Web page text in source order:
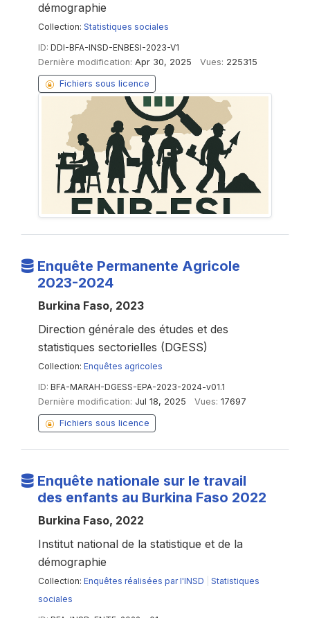
démographie
Collection: Statistiques sociales
ID: DDI-BFA-INSD-ENBESI-2023-V1
Dernière modification: Apr 30, 2025 Vues: 225315
Fichiers sous licence
Enquête Permanente Agricole
2023-2024
Burkina Faso, 2023
Direction générale des études et des
statistiques sectorielles (DGESS)
Collection: Enquêtes agricoles
ID: BFA-MARAH-DGESS-EPA-2023-2024-v01.1
Dernière modification: Jul 18, 2025 Vues: 17697
Fichiers sous licence
Enquête nationale sur le travail
des enfants au Burkina Faso 2022
Burkina Faso, 2022
Institut national de la statistique et de la
démographie
Collection: Enquêtes réalisées par l'INSD
Statistiques
sociales